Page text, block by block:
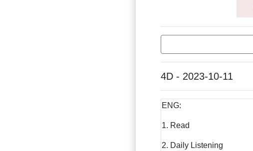
4D - 2023-10-11
ENG:
1. Read
2. Daily Listening